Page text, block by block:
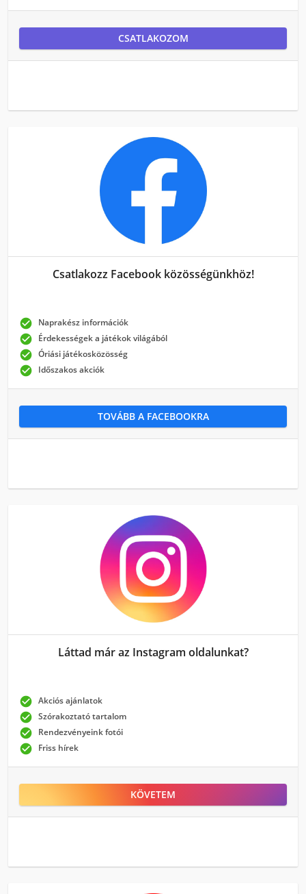
CSATLAKOZOM
Csatlakozz Facebook közösségünkhöz!
 Naprakész információk
 Érdekességek a játékok világából
 Óriási játékosközösség
 Időszakos akciók
TOVÁBB A FACEBOOKRA
Láttad már az Instagram oldalunkat?
 Akciós ajánlatok
 Szórakoztató tartalom
 Rendezvényeink fotói
 Friss hírek
KÖVETEM